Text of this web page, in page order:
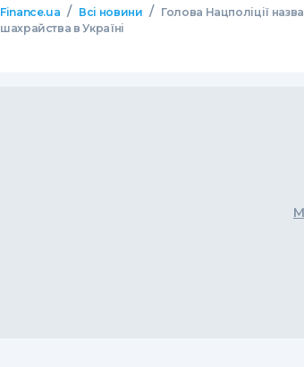
Finance.ua / Всі новини / Голова Нацполіції
шахрайства в Україні